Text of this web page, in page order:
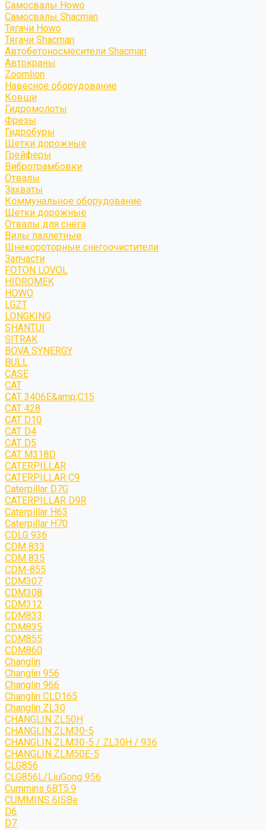
Самосвалы Howo
Самосвалы Shacman
Тягачи Howo
Тягачи Shacman
Автобетоносмесители Shacman
Автокраны
Zoomlion
Навесное оборудование
Ковши
Гидромолоты
Фрезы
Гидробуры
Щетки дорожные
Грейферы
Вибротрамбовки
Отвалы
Захваты
Коммунальное оборудование
Щетки дорожные
Отвалы для снега
Вилы паллетные
Шнекороторные снегоочистители
Запчасти
FOTON LOVOL
HIDROMEK
HOWO
LGZT
LONGKING
SHANTUI
SITRAK
BOVA SYNERGY
BULL
CASE
CAT
CAT 3406E&amp;C15
CAT 428
CAT D10
CAT D4
CAT D5
CAT M318D
CATERPILLAR
CATERPILLAR C9
Caterpillar D7G
CATERPILLAR D9R
Caterpillar H63
Caterpillar H70
CDLG 936
CDM 833
CDM 835
CDM-855
CDM307
CDM308
CDM312
CDM833
CDM835
CDM855
CDM860
Changlin
Changlin 956
Changlin 966
Changlin CLD165
Changlin ZL30
CHANGLIN ZL50H
CHANGLIN ZLM30-5
CHANGLIN ZLM30-5 / ZL30H / 936
CHANGLIN ZLM50E-5
CLG856
CLG856L/LiuGong 956
Cummins 6BT5.9
CUMMINS 6ISBe
D6
D7